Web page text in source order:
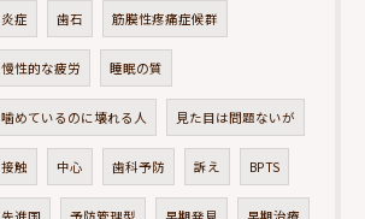
炎症 歯石 筋膜性疼痛症候群
慢性的な疲労 睡眠の質
噛めているのに壊れる人 見た目は問題ないが
接触 中心 歯科予防 訴え BPTS